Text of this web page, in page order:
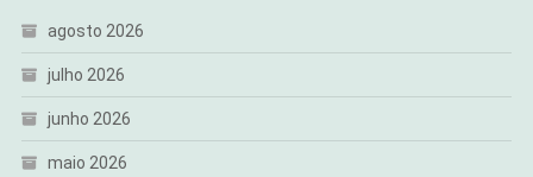
agosto 2026
julho 2026
junho 2026
maio 2026